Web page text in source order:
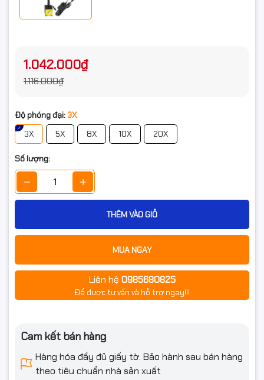
1.042.000₫
1.116.000₫
Độ phóng đại:3X
3X
5X 8X 10X 20X
Số lượng:
THÊM VÀO GIỎ
MUA NGAY
Liên hệ 0985680825
Để được tư vấn và hỗ trợ ngay!!!
Cam kết bán hàng
Hàng hóa đầy đủ giấy tờ. Bảo hành sau bán hàng
theo tiêu chuẩn nhà sản xuất